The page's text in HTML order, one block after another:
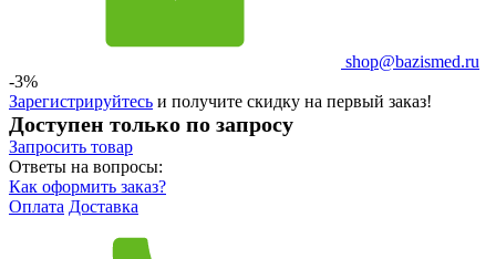
shop@bazismed.ru
-3%
Зарегистрируйтесь и получите скидку на первый заказ!
Доступен только по запросу
Запросить товар
Ответы на вопросы:
Как оформить заказ?
Оплата Доставка